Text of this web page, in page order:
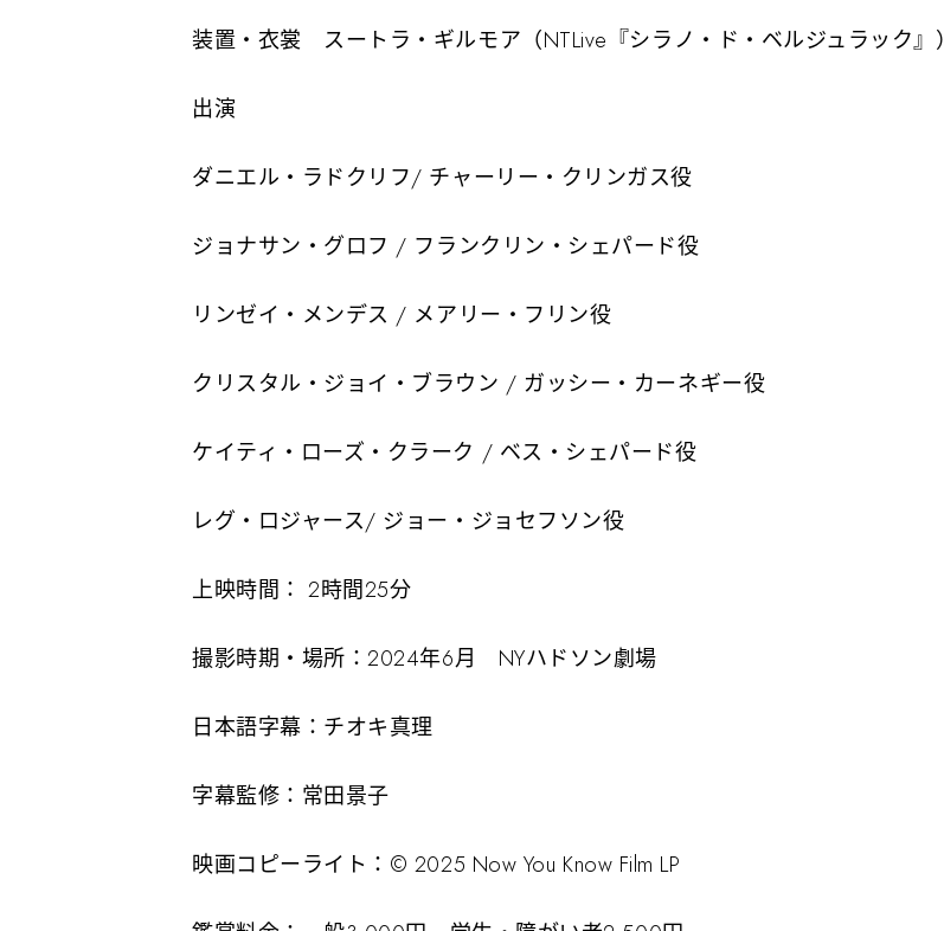
装置・衣裳 スートラ・ギルモア（NTLive『シラノ・ド・ベルジュラック』）
出演
ダニエル・ラドクリフ/ チャーリー・クリンガス役
ジョナサン・グロフ / フランクリン・シェパード役
リンゼイ・メンデス / メアリー・フリン役
クリスタル・ジョイ・ブラウン / ガッシー・カーネギー役
ケイティ・ローズ・クラーク / ベス・シェパード役
レグ・ロジャース/ ジョー・ジョセフソン役
上映時間： 2時間25分
撮影時期・場所：2024年6月 NYハドソン劇場
日本語字幕：チオキ真理
字幕監修：常田景子
映画コピーライト：© 2025 Now You Know Film LP